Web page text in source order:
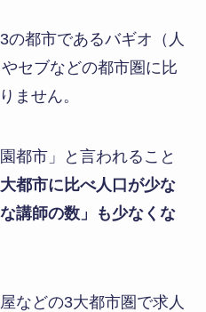
の都市であるバギオ（人
セブなどの都市圏に比
ません。
都市」と言われること
都市に比べ人口が少な
講師の数」も少なくな
などの3大都市圏で求人